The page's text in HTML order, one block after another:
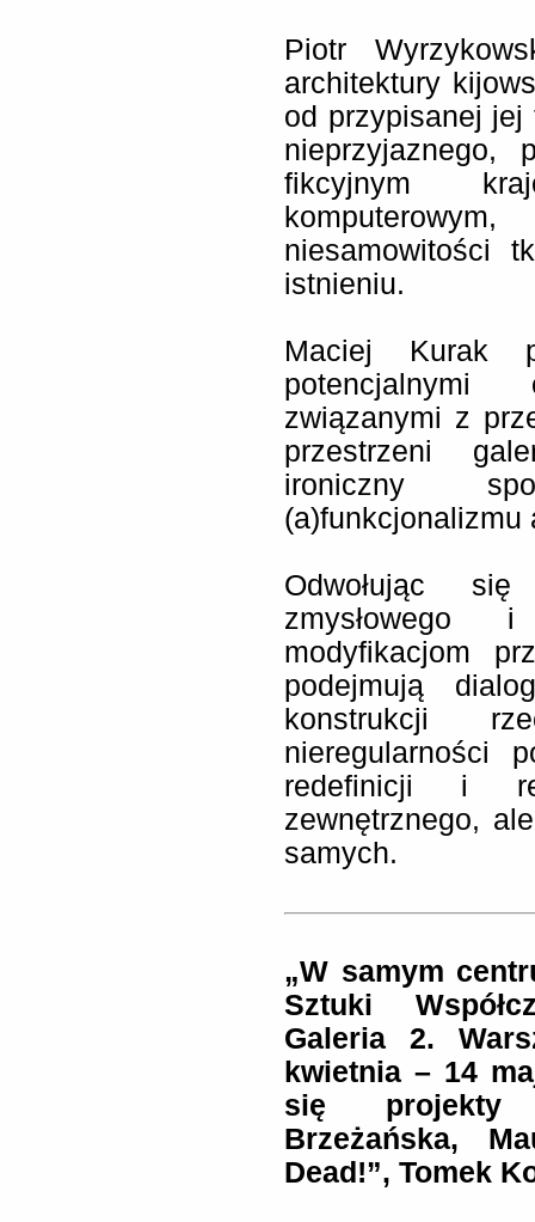
Piotr
architektury
od przypisanej
nieprzyjaznego,
fikcyjnym
niesamowitości
istnieniu.
Maciej Kurak
potencjalnymi
związanymi z
przestrzeni
ironiczny
(a)funkcjonalizmu
Odwołując
zmysłowego
modyfikacjom
podejmują
konstrukcji
nieregularności
redefinicji i
zewnętrznego,
samych.
„W samym
Sztuki
Galeria 2.
kwietnia – 14
się projekty
Brzeżańska,
Dead!”, Tomek